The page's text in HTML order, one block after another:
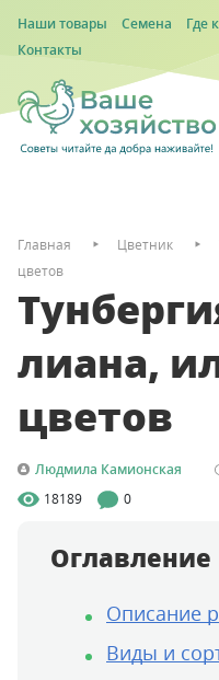
Наши товары Семена Где
Контакты
Главная Цветник
цветов
лиана,
цветов
Людмила Камионская
18189 0
Оглавление
Описание
Виды и